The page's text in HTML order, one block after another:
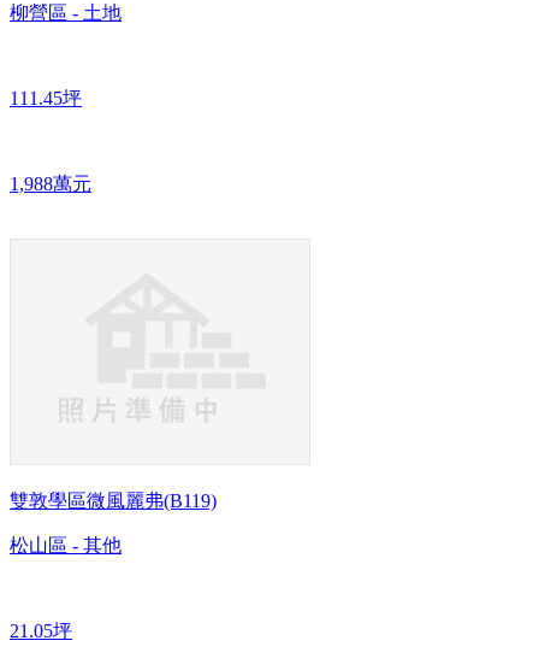
柳營區 - 土地
111.45坪
1,988萬元
雙敦學區微風麗弗(B119)
松山區 - 其他
21.05坪